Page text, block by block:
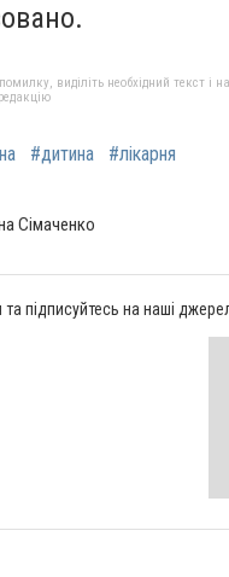
виділіть необхідний текст і
#дитина #лікарня
Сімаченко
та підписуйтесь на наші